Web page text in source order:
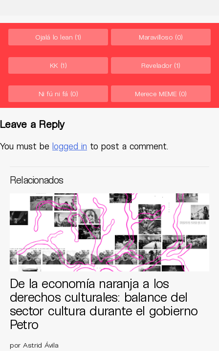
Ojalá lo lean (1) Maravilloso (0)
KK (1) Revelador (1)
Ni fú ni fá (0) Merece MEME (0)
Leave a Reply
You must be logged in to post a comment.
Relacionados
De la economía naranja a los
derechos culturales: balance del
sector cultura durante el gobierno
Petro
por Astrid Ávila